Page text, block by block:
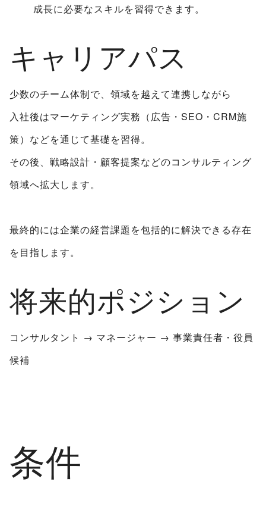
成長に必要なスキルを習得できます。
キャリアパス
少数のチーム体制で、領域を越えて連携しながら
入社後はマーケティング実務（広告・SEO・CRM施
策）などを通じて基礎を習得。
その後、戦略設計・顧客提案などのコンサルティング
領域へ拡大します。
最終的には企業の経営課題を包括的に解決できる存在
を目指します。
将来的ポジション
コンサルタント → マネージャー → 事業責任者・役員
候補
条件